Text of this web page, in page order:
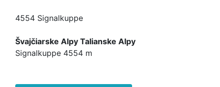
4554 Signalkuppe
Švajčiarske Alpy Talianske Alpy
Signalkuppe 4554 m